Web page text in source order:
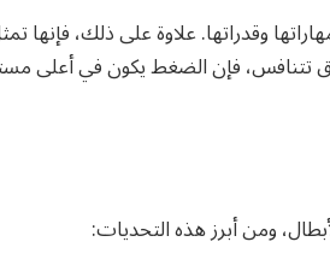
وقدراتها. علاوة على ذلك، فإنها
تتنافس، فإن الضغط يكون في أعلى
ومن أبرز هذه التحديات: